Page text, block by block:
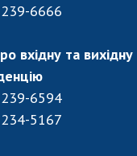
6666
вхідну та вихідну
6594
5167